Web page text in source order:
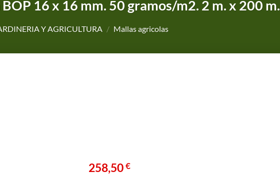
16 x 16 mm. 50 gramos/m2. 2 m. x 200 m.
Y AGRICULTURA / Mallas agricolas
258,50€